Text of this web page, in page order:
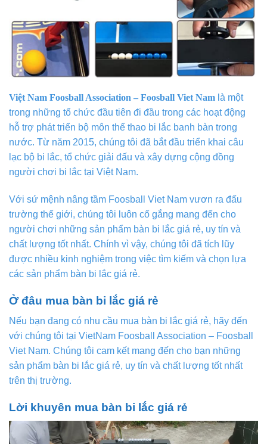
Việt Nam Foosball Association – Foosball Viet Nam là một
trong những tổ chức đầu tiên đi đầu trong các hoạt động
hỗ trợ phát triển bộ môn thể thao bi lắc banh bàn trong
nước. Từ năm 2015, chúng tôi đã bắt đầu triển khai câu
lạc bộ bi lắc, tổ chức giải đấu và xây dựng cộng đồng
người chơi bi lắc tại Việt Nam.
Với sứ mệnh nâng tầm Foosball Viet Nam vươn ra đấu
trường thế giới, chúng tôi luôn cố gắng mang đến cho
người chơi những sản phẩm bàn bi lắc giá rẻ, uy tín và
chất lượng tốt nhất. Chính vì vậy, chúng tôi đã tích lũy
được nhiều kinh nghiệm trong việc tìm kiếm và chọn lựa
các sản phẩm bàn bi lắc giá rẻ.
Ở đâu mua bàn bi lắc giá rẻ
Nếu bạn đang có nhu cầu mua bàn bi lắc giá rẻ, hãy đến
với chúng tôi tại VietNam Foosball Association – Foosball
Viet Nam. Chúng tôi cam kết mang đến cho bạn những
sản phẩm bàn bi lắc giá rẻ, uy tín và chất lượng tốt nhất
trên thị trường.
Lời khuyên mua bàn bi lắc giá rẻ